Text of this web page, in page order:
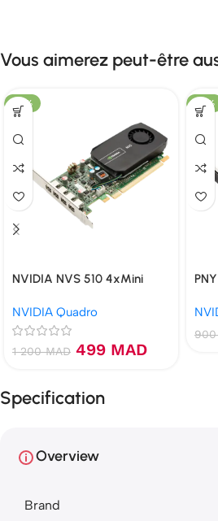
Vous aimerez peut-être
-58%
NVIDIA NVS 510 4xMini
NVIDIA Quadro
1 200MAD 499 MAD
-33%
Specification
Overview
Brand